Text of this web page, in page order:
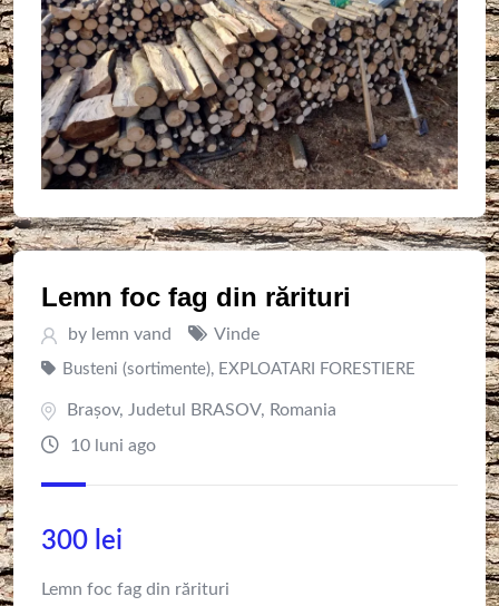
Lemn foc fag din rărituri
by lemn vand Vinde
Busteni (sortimente), EXPLOATARI FORESTIERE
Braşov, Judetul BRASOV, Romania
10 luni ago
300 lei
Lemn foc fag din rărituri